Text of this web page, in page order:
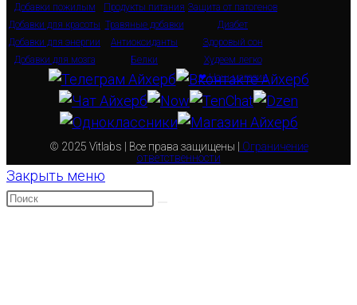
Добавки пожилым
Добавки для красоты
Добавки для энергии
Добавки для мозга
Продукты питания
Травяные добавки
Антиоксиданты
Белки
Защита от патогенов
Диабет
Здоровый сон
Худеем легко
❤ Наш магазин
© 2025 Vitlabs | Все права защищены |
Ограничение
ответственности
Закрыть меню